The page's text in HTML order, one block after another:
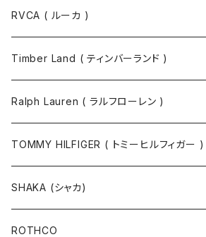
RVCA ( ルーカ )
Timber Land ( ティンバーランド )
ソックス
半袖Tシャツ
長袖Tシャツ
キャップ
Ralph Lauren ( ラルフローレン )
シャツ
帽子
ニットキャップ / ビーニー
マフラー / ストール
TOMMY HILFIGER ( トミーヒルフィガー )
ジャケット
SHAKA (シャカ)
ROTHCO